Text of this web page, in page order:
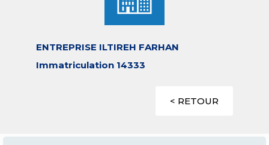
ENTREPRISE ILTIREH FARHAN
Immatriculation 14333
< RETOUR